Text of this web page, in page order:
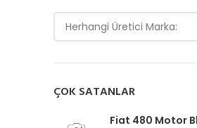
Herhangi Üretici Marka:
ÇOK SATANLAR
Fiat 480 Motor